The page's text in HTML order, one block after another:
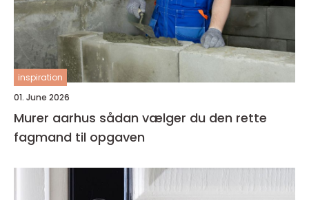
inspiration
01. June 2026
Murer aarhus sådan vælger du den rette
fagmand til opgaven